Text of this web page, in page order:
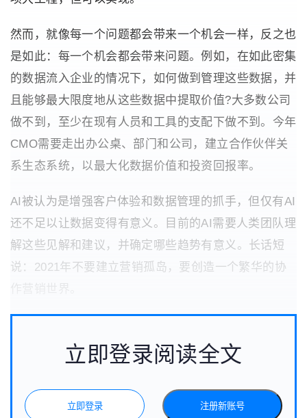
然而，就像每一个问题都会带来一个机会一样，反之也
是如此：每一个机会都会带来问题。例如，在如此密集
的数据流入企业的情况下，如何做到管理这些数据，并
且能够最大限度地从这些数据中提取价值?大多数公司
做不到，至少在现有人员和工具的支配下做不到。今年
CMO需要走出办公桌、部门和公司，建立合作伙伴关
系生态系统，以最大化数据价值和投资回报率。
AI被认为是增强客户体验和数据管理的抓手，但仅有AI
还不足以让数据变得有意义。目前的AI需要人类团队理
解这些见解和建议，并确定哪些趋势有意义。长话短
说：2021年不要建立营销孤岛，要创造一个繁华的协
立即登录阅读全文
立即登录 注册新账号